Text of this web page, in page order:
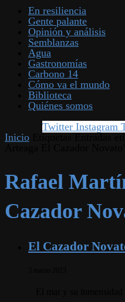
En resiliencia
Gente palante
Opinión y análisis
Semblanzas
Agua
Gastronomías
Carbono 14
Cómo va el mundo
Biblioteca
Quiénes somos
Twitter Instagram
Inicio
Rafael
Cazador
El Cazador